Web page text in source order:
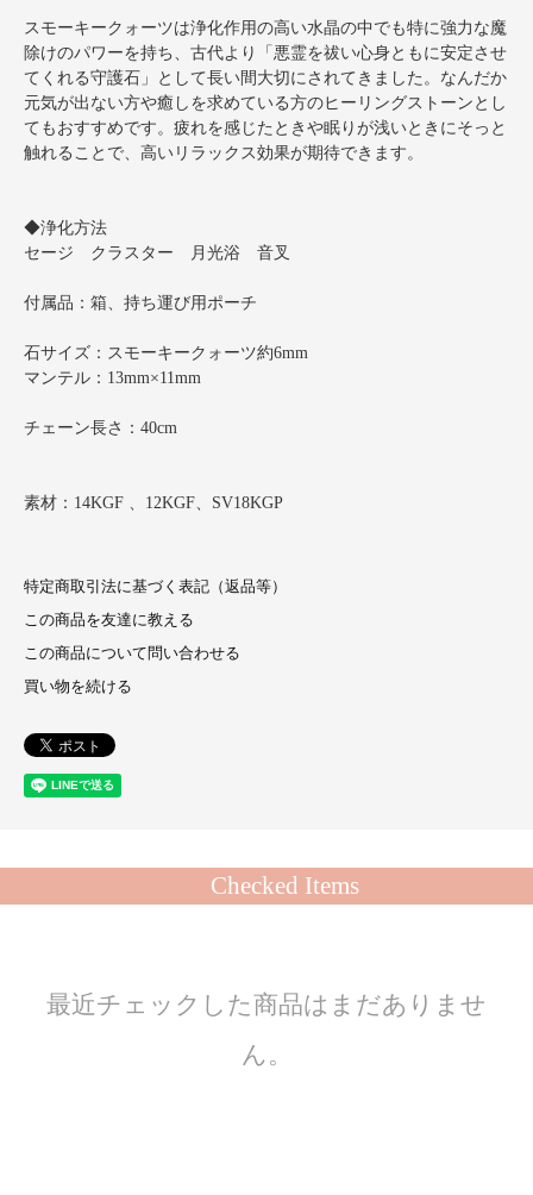
スモーキークォーツは浄化作用の高い水晶の中でも特に強力な魔
除けのパワーを持ち、古代より「悪霊を祓い心身ともに安定させ
てくれる守護石」として長い間大切にされてきました。なんだか
元気が出ない方や癒しを求めている方のヒーリングストーンとし
てもおすすめです。疲れを感じたときや眠りが浅いときにそっと
触れることで、高いリラックス効果が期待できます。
◆浄化方法
セージ クラスター 月光浴 音叉
付属品：箱、持ち運び用ポーチ
石サイズ：スモーキークォーツ約6mm
マンテル：13mm×11mm
チェーン長さ：40cm
素材：14KGF 、12KGF、SV18KGP
特定商取引法に基づく表記（返品等）
この商品を友達に教える
この商品について問い合わせる
買い物を続ける
Checked Items
最近チェックした商品はまだありませ
ん。